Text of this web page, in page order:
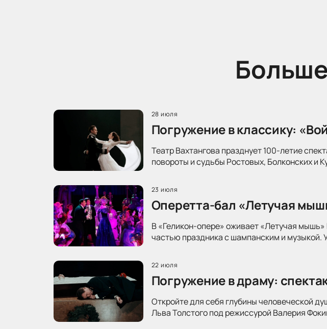
28 июля
Погружение в классику:
Театр Вахтангова празднует 100-летие
повороты и судьбы Ростовых, Болконских и
23 июля
Оперетта-бал «Летучая
В «Геликон-опере» оживает «Летучая
частью праздника с шампанским и музыкой.
22 июля
Погружение в драму:
Откройте для себя глубины человеческой
Льва Толстого под режиссурой Валерия